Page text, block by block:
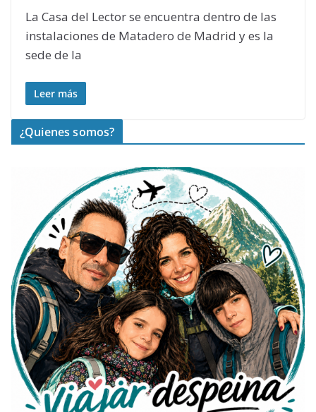
La Casa del Lector se encuentra dentro de las
instalaciones de Matadero de Madrid y es la
sede de la
Leer más
¿Quienes somos?